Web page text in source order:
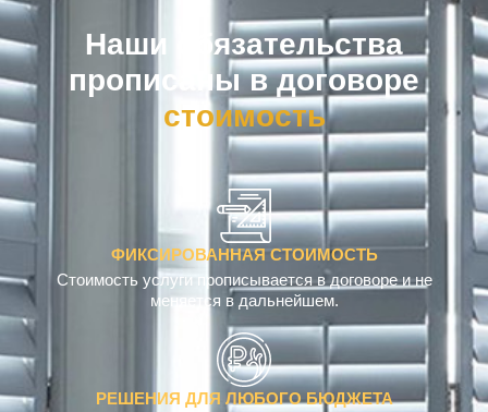
Наши обязательства
прописаны в договоре
омпенсация
ФИКСИРОВАННАЯ СТОИМОСТЬ
Стоимость услуги прописывается в договоре и не
меняется в дальнейшем.
РЕШЕНИЯ ДЛЯ ЛЮБОГО БЮДЖЕТА